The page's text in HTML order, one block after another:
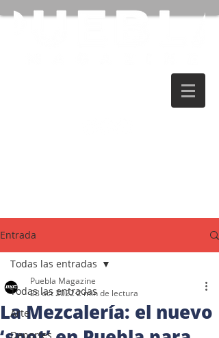
Entrada
Todas las entradas
Arte
Deportes
Todas las entradas
La Mezcalería: el nuevo
Puebla Magazine
28 oct 20222 min de lectura